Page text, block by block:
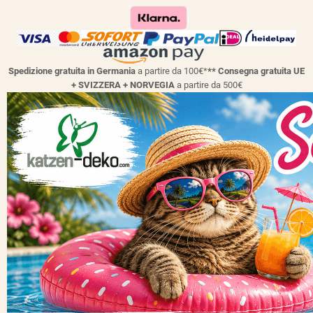
Spedizione gratuita in Germania a partire da 100€*** Consegna gratuita UE
+ SVIZZERA + NORVEGIAa partire da 500€